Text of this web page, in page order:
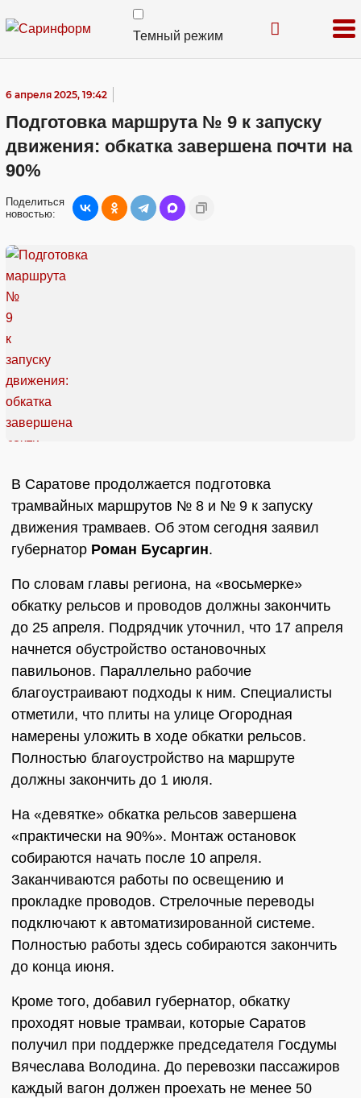
Темный режим
6 апреля 2025, 19:42
Подготовка маршрута № 9 к запуску
движения: обкатка завершена почти на
90%
Поделиться
новостью:
В Саратове продолжается подготовка
трамвайных маршрутов № 8 и № 9 к запуску
движения трамваев. Об этом сегодня заявил
губернатор Роман Бусаргин.
По словам главы региона, на «восьмерке»
обкатку рельсов и проводов должны закончить
до 25 апреля. Подрядчик уточнил, что 17 апреля
начнется обустройство остановочных
павильонов. Параллельно рабочие
благоустраивают подходы к ним. Специалисты
отметили, что плиты на улице Огородная
намерены уложить в ходе обкатки рельсов.
Полностью благоустройство на маршруте
должны закончить до 1 июля.
На «девятке» обкатка рельсов завершена
«практически на 90%». Монтаж остановок
собираются начать после 10 апреля.
Заканчиваются работы по освещению и
прокладке проводов. Стрелочные переводы
подключают к автоматизированной системе.
Полностью работы здесь собираются закончить
до конца июня.
Кроме того, добавил губернатор, обкатку
проходят новые трамваи, которые Саратов
получил при поддержке председателя Госдумы
Вячеслава Володина. До перевозки пассажиров
каждый вагон должен проехать не менее 50